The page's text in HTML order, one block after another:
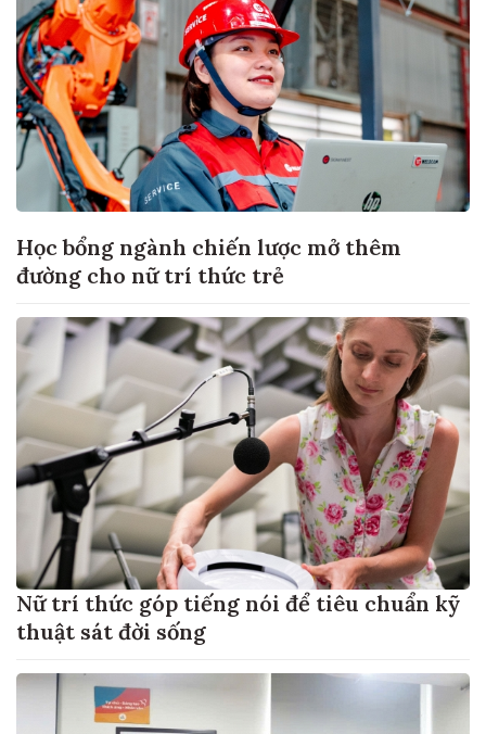
Học bổng ngành chiến lược mở thêm
đường cho nữ trí thức trẻ
Nữ trí thức góp tiếng nói để tiêu chuẩn kỹ
thuật sát đời sống